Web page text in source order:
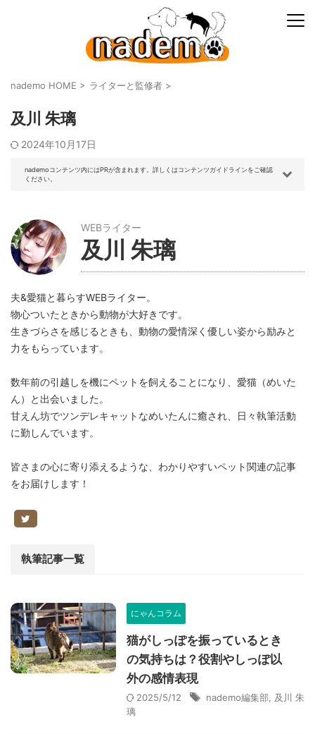
nademo HOME > ライターと監修者 >
及川 朱璃
2024年10月17日
nademoコンテンツ内にはPRが含まれます。詳しくはコンテンツガイドラインをご確認
ください。
WEBライター
及川 朱璃
夫&愛猫と暮らすWEBライター。
物心ついたときから動物が大好きです。
生きづらさを感じるときも、動物の愛情深く優しい姿から励みと
力をもらっています。
数年前の引越しを機にペットを飼えることになり、愛猫（めいた
ん）と出会いました。
甘えん坊でツンデレキャットなめいたんに癒され、日々執筆活動
に勤しんでいます。
皆さまの心に寄り添えるような、わかりやすいペット関連の記事
をお届けします！
執筆記事一覧
にゃんコラム
猫がしっぽを振っているとき
の気持ちは？役割やしっぽ以
外の感情表現
2025/5/12 nademo編集部, 及川 朱
璃